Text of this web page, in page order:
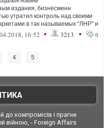
издания, бизнесменн
утратил контроль над своими
в так называемых "ЛНР" и
того как ими
16:52 • 3213 • 0
4 5
до компромісів і прагне
війною, - Foreign Affairs